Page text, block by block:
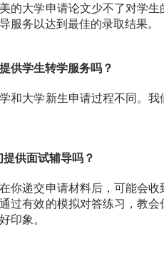
的大学申请论文少不了对学
服务以达到最佳的录取结果。
供学生转学服务吗？
和大学新生申请过程不同。
提供面试辅导吗？
你递交申请材料后，可能会
过有效的模拟对答练习，教
印象。